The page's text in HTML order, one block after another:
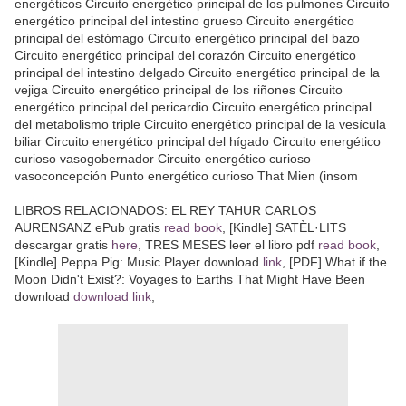
energéticos Circuito energético principal de los pulmones Circuito
energético principal del intestino grueso Circuito energético
principal del estómago Circuito energético principal del bazo
Circuito energético principal del corazón Circuito energético
principal del intestino delgado Circuito energético principal de la
vejiga Circuito energético principal de los riñones Circuito
energético principal del pericardio Circuito energético principal
del metabolismo triple Circuito energético principal de la vesícula
biliar Circuito energético principal del hígado Circuito energético
curioso vasogobernador Circuito energético curioso
vasoconcepción Punto energético curioso That Mien (insom
LIBROS RELACIONADOS: EL REY TAHUR CARLOS
AURENSANZ ePub gratis read book, [Kindle] SATÈL·LITS
descargar gratis here, TRES MESES leer el libro pdf read book,
[Kindle] Peppa Pig: Music Player download link, [PDF] What if the
Moon Didn't Exist?: Voyages to Earths That Might Have Been
download download link,